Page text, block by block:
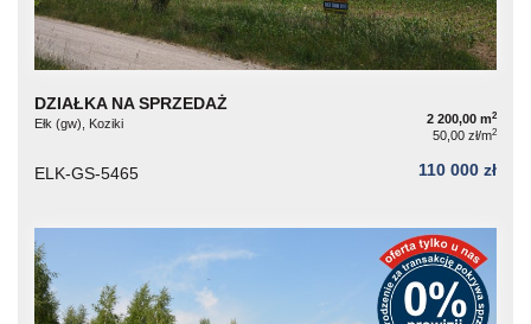
DZIAŁKA NA SPRZEDAŻ
Ełk (gw), Koziki 2 200,00 m2
50,00 zł/m2
ELK-GS-5465 110 000 zł